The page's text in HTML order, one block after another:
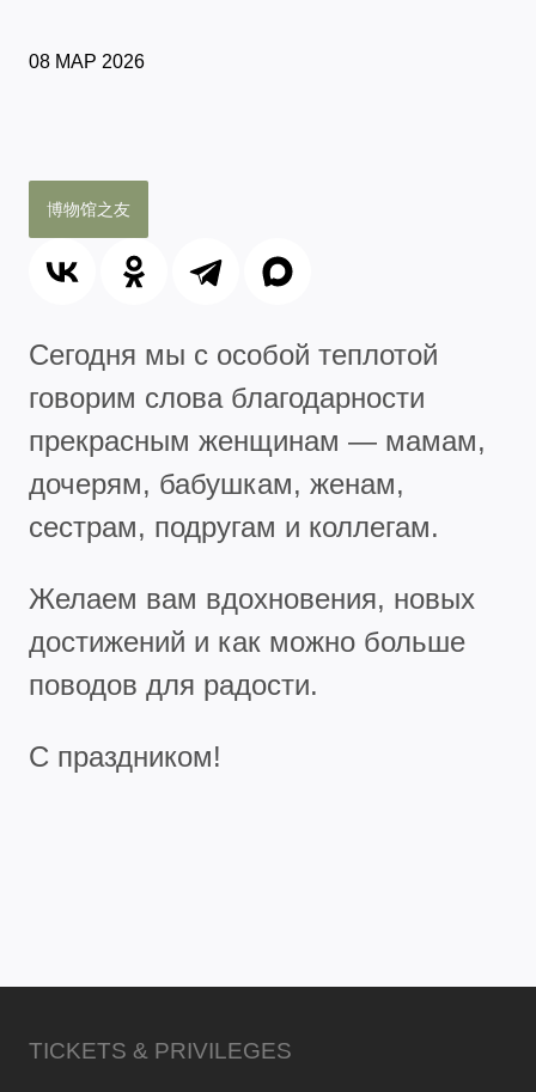
08 МАР 2026
博物馆之友
Сегодня мы с особой теплотой
говорим слова благодарности
прекрасным женщинам — мамам,
дочерям, бабушкам, женам,
сестрам, подругам и коллегам.
Желаем вам вдохновения, новых
достижений и как можно больше
поводов для радости.
С праздником!
TICKETS & PRIVILEGES